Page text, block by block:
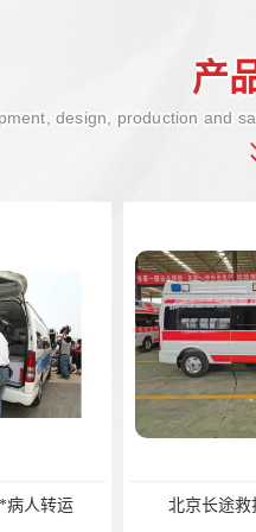
产
design, production and
病人转运 北京长途救